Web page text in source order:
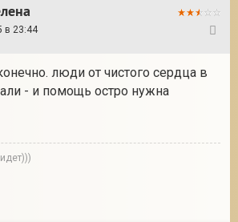
в 23:44
люди от чистого сердца в
- и помощь остро нужна